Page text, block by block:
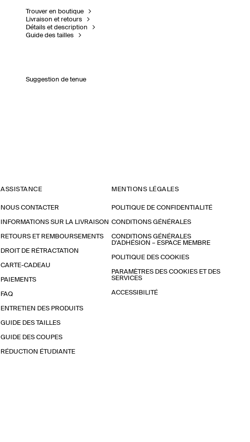
Trouver en boutique
Livraison et retours
Détails et description
Guide des tailles
Suggestion de tenue
ASSISTANCE
NOUS CONTACTER
INFORMATIONS SUR LA LIVRAISON
RETOURS ET REMBOURSEMENTS
DROIT DE RÉTRACTATION
CARTE-CADEAU
PAIEMENTS
FAQ
ENTRETIEN DES PRODUITS
GUIDE DES TAILLES
GUIDE DES COUPES
RÉDUCTION ÉTUDIANTE
MENTIONS LÉGALES
POLITIQUE DE CONFIDENTIALITÉ
CONDITIONS GÉNÉRALES
CONDITIONS GÉNÉRALES
D'ADHÉSION – ESPACE MEMBRE
POLITIQUE DES COOKIES
PARAMÈTRES DES COOKIES ET DES
SERVICES
ACCESSIBILITÉ